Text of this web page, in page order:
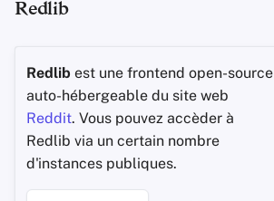
Redlib
Redlib est une frontend open-source
auto-hébergeable du site web
Reddit. Vous pouvez accèder à
Redlib via un certain nombre
d'instances publiques.